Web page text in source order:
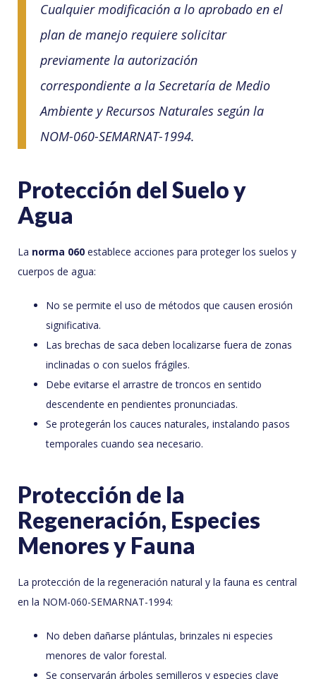
Cualquier modificación a lo aprobado en el
plan de manejo requiere solicitar
previamente la autorización
correspondiente a la Secretaría de Medio
Ambiente y Recursos Naturales según la
NOM-060-SEMARNAT-1994.
Protección del Suelo y
Agua
La norma 060 establece acciones para proteger los suelos y
cuerpos de agua:
No se permite el uso de métodos que causen erosión
significativa.
Las brechas de saca deben localizarse fuera de zonas
inclinadas o con suelos frágiles.
Debe evitarse el arrastre de troncos en sentido
descendente en pendientes pronunciadas.
Se protegerán los cauces naturales, instalando pasos
temporales cuando sea necesario.
Protección de la
Regeneración, Especies
Menores y Fauna
La protección de la regeneración natural y la fauna es central
en la NOM-060-SEMARNAT-1994:
No deben dañarse plántulas, brinzales ni especies
menores de valor forestal.
Se conservarán árboles semilleros y especies clave